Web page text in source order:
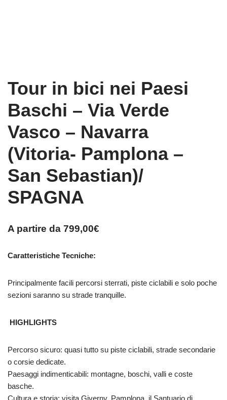
Tour in bici nei Paesi
Baschi – Via Verde
Vasco – Navarra
(Vitoria- Pamplona –
San Sebastian)/
SPAGNA
A partire da 799,00€
Caratteristiche Tecniche:
Principalmente facili percorsi sterrati, piste ciclabili e solo poche
sezioni saranno su strade tranquille.
HIGHLIGHTS
Percorso sicuro: quasi tutto su piste ciclabili, strade secondarie
o corsie dedicate.
Paesaggi indimenticabili: montagne, boschi, valli e coste
basche.